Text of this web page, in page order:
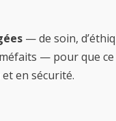
— de soin,
— pour que ce
en sécurité.